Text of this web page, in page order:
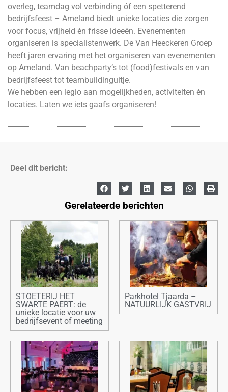
overleg, teamdag vol verbinding óf een spetterend
bedrijfsfeest – Ameland biedt unieke locaties die zorgen
voor focus, vrijheid én frisse ideeën. Evenementen
organiseren is specialistenwerk. De Van Heeckeren Groep
heeft jaren ervaring met het organiseren van evenementen
op Ameland. Van beachparty’s tot (food)festivals en van
bedrijfsfeest tot teambuildinguitje.
We hebben een legio aan mogelijkheden, activiteiten én
locaties. Laten we iets gaafs organiseren!
Deel dit bericht:
Gerelateerde berichten
STOETERIJ HET
SWARTE PAERT: de
unieke locatie voor uw
bedrijfsevent of meeting
Parkhotel Tjaarda –
NATUURLIJK GASTVRIJ